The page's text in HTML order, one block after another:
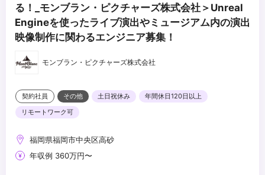
る！_モンブラン・ピクチャーズ株式会社＞Unreal
Engineを使ったライブ演出やミュージアム内の演出
映像制作に関わるエンジニア募集！
モンブラン・ピクチャーズ株式会社
契約社員 その他 土日祝休み
年間休日120日以上
リモートワーク可
福岡県福岡市中央区高砂
年収例 360万円〜